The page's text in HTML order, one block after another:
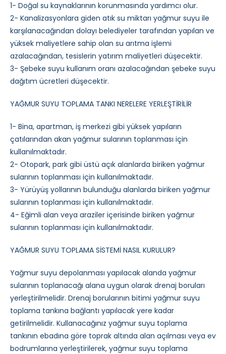
1- Doğal su kaynaklarının korunmasında yardımcı olur.
2- Kanalizasyonlara giden atık su miktarı yağmur suyu ile
karşılanacağından dolayı belediyeler tarafından yapılan ve
yüksek maliyetlere sahip olan su arıtma işlemi
azalacağından, tesislerin yatırım maliyetleri düşecektir.
3- Şebeke suyu kullanım oranı azalacağından şebeke suyu
dağıtım ücretleri düşecektir.
YAĞMUR SUYU TOPLAMA TANKI NERELERE YERLEŞTİRİLİR
1- Bina, apartman, iş merkezi gibi yüksek yapıların
çatılarından akan yağmur sularının toplanması için
kullanılmaktadır.
2- Otopark, park gibi üstü açık alanlarda biriken yağmur
sularının toplanması için kullanılmaktadır.
3- Yürüyüş yollarının bulunduğu alanlarda biriken yağmur
sularının toplanması için kullanılmaktadır.
4- Eğimli alan veya araziler içerisinde biriken yağmur
sularının toplanması için kullanılmaktadır.
YAĞMUR SUYU TOPLAMA SİSTEMİ NASIL KURULUR?
Yağmur suyu depolanması yapılacak alanda yağmur
sularının toplanacağı alana uygun olarak drenaj boruları
yerleştirilmelidir. Drenaj borularının bitimi yağmur suyu
toplama tankına bağlantı yapılacak yere kadar
getirilmelidir. Kullanacağınız yağmur suyu toplama
tankının ebadına göre toprak altında alan açılması veya ev
bodrumlarına yerleştirilerek, yağmur suyu toplama